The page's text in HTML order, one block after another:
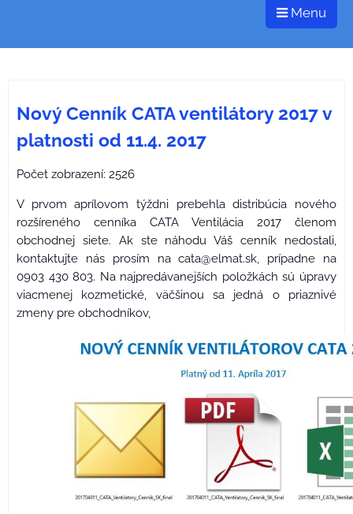
Menu
Nový Cenník CATA ventilátory 2017 v
platnosti od 11.4. 2017
Počet zobrazení: 2526
V prvom aprílovom týždni prebehla distribúcia nového
rozšíreného cenníka CATA Ventilácia 2017 členom
obchodnej siete. Ak ste náhodu Váš cenník nedostali,
kontaktujte nás prosím na cata@elmat.sk, prípadne na
0903 430 803. Na najpredávanejších položkách sú úpravy
viacmenej kozmetické, väčšinou sa jedná o priaznivé
zmeny pre obchodníkov,